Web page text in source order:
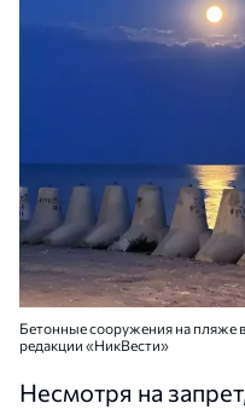
Бетонные сооружения на пляже
редакции «НикВести»
Несмотря на